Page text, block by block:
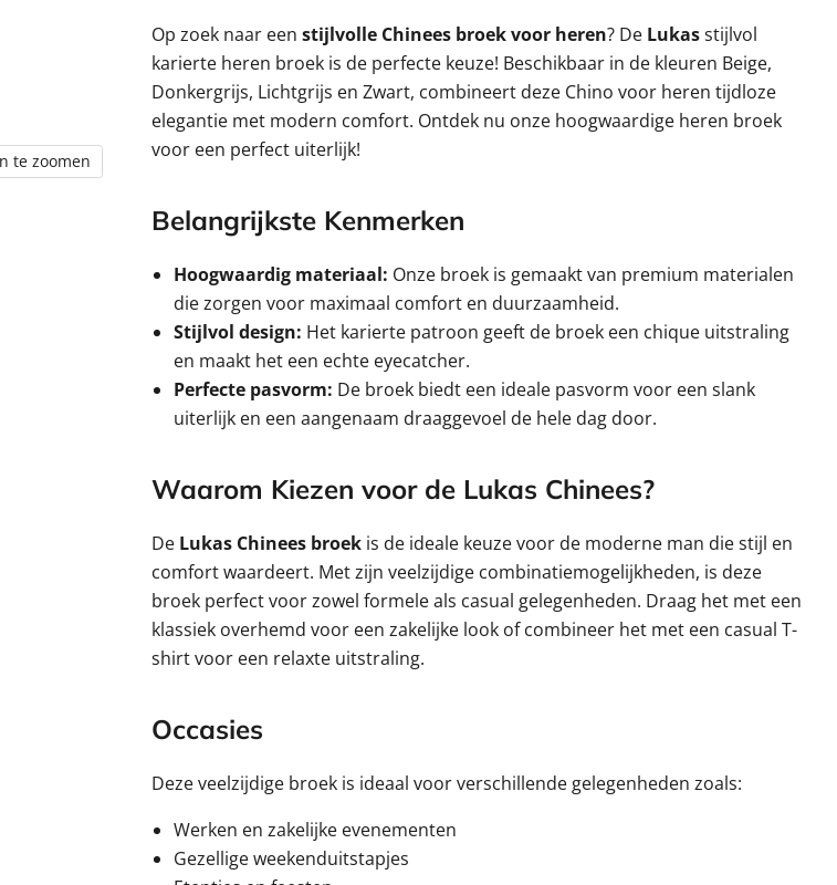
te zoomen
Op zoek naar een stijlvolle Chinees broek voor heren? De Lukasstijlvol
karierte heren broek is de perfecte keuze! Beschikbaar in de kleuren Beige,
Donkergrijs, Lichtgrijs en Zwart, combineert deze Chino voor heren tijdloze
elegantie met modern comfort. Ontdek nu onze hoogwaardige heren broek
voor een perfect uiterlijk!
Belangrijkste Kenmerken
Hoogwaardig materiaal: Onze broek is gemaakt van premium materialen
die zorgen voor maximaal comfort en duurzaamheid.
Stijlvol design: Het karierte patroon geeft de broek een chique uitstraling
en maakt het een echte eyecatcher.
Perfecte pasvorm: De broek biedt een ideale pasvorm voor een slank
uiterlijk en een aangenaam draaggevoel de hele dag door.
Waarom Kiezen voor de Lukas Chinees?
De Lukas Chinees broekis de ideale keuze voor de moderne man die stijl en
comfort waardeert. Met zijn veelzijdige combinatiemogelijkheden, is deze
broek perfect voor zowel formele als casual gelegenheden. Draag het met een
klassiek overhemd voor een zakelijke look of combineer het met een casual T-
shirt voor een relaxte uitstraling.
Occasies
Deze veelzijdige broek is ideaal voor verschillende gelegenheden zoals:
Werken en zakelijke evenementen
Gezellige weekenduitstapjes